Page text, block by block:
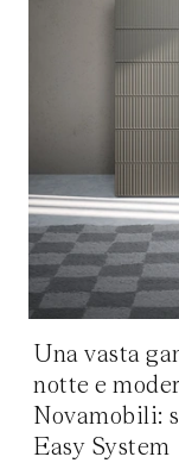
Una vasta
notte e
Novamobili:
Easy System